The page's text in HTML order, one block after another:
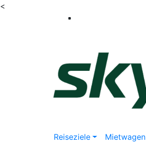
<
Reiseziele Mietwagen